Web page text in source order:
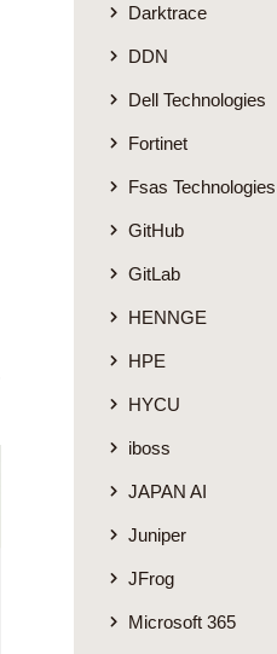
Darktrace
DDN
Dell Technologies
Fortinet
Fsas Technologies
GitHub
GitLab
HENNGE
HPE
HYCU
iboss
JAPAN AI
Juniper
JFrog
Microsoft 365